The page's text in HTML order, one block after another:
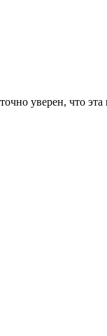
уверен, что эта